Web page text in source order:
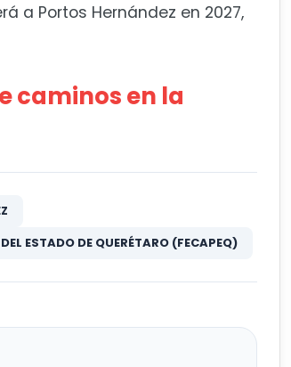
a Portos Hernández en 2027,
caminos en la
ESTADO DE QUERÉTARO (FECAPEQ)